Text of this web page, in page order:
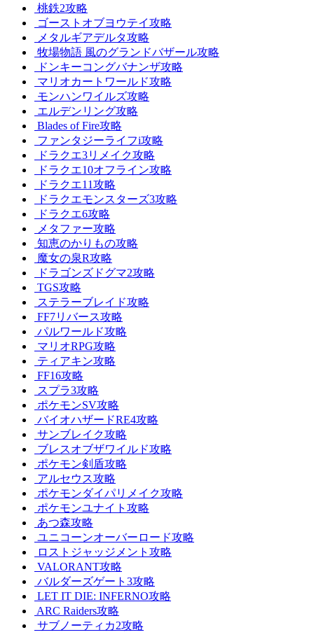
桃鉄2攻略
ゴーストオブヨウテイ攻略
メタルギアデルタ攻略
牧場物語 風のグランドバザール攻略
ドンキーコングバナンザ攻略
マリオカートワールド攻略
モンハンワイルズ攻略
エルデンリング攻略
Blades of Fire攻略
ファンタジーライフi攻略
ドラクエ3リメイク攻略
ドラクエ10オフライン攻略
ドラクエ11攻略
ドラクエモンスターズ3攻略
ドラクエ6攻略
メタファー攻略
知恵のかりもの攻略
魔女の泉R攻略
ドラゴンズドグマ2攻略
TGS攻略
ステラーブレイド攻略
FF7リバース攻略
パルワールド攻略
マリオRPG攻略
ティアキン攻略
FF16攻略
スプラ3攻略
ポケモンSV攻略
バイオハザードRE4攻略
サンブレイク攻略
ブレスオブザワイルド攻略
ポケモン剣盾攻略
アルセウス攻略
ポケモンダイパリメイク攻略
ポケモンユナイト攻略
あつ森攻略
ユニコーンオーバーロード攻略
ロストジャッジメント攻略
VALORANT攻略
バルダーズゲート3攻略
LET IT DIE: INFERNO攻略
ARC Raiders攻略
サブノーティカ2攻略